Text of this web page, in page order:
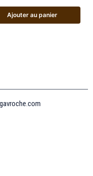
Ajouter au panier